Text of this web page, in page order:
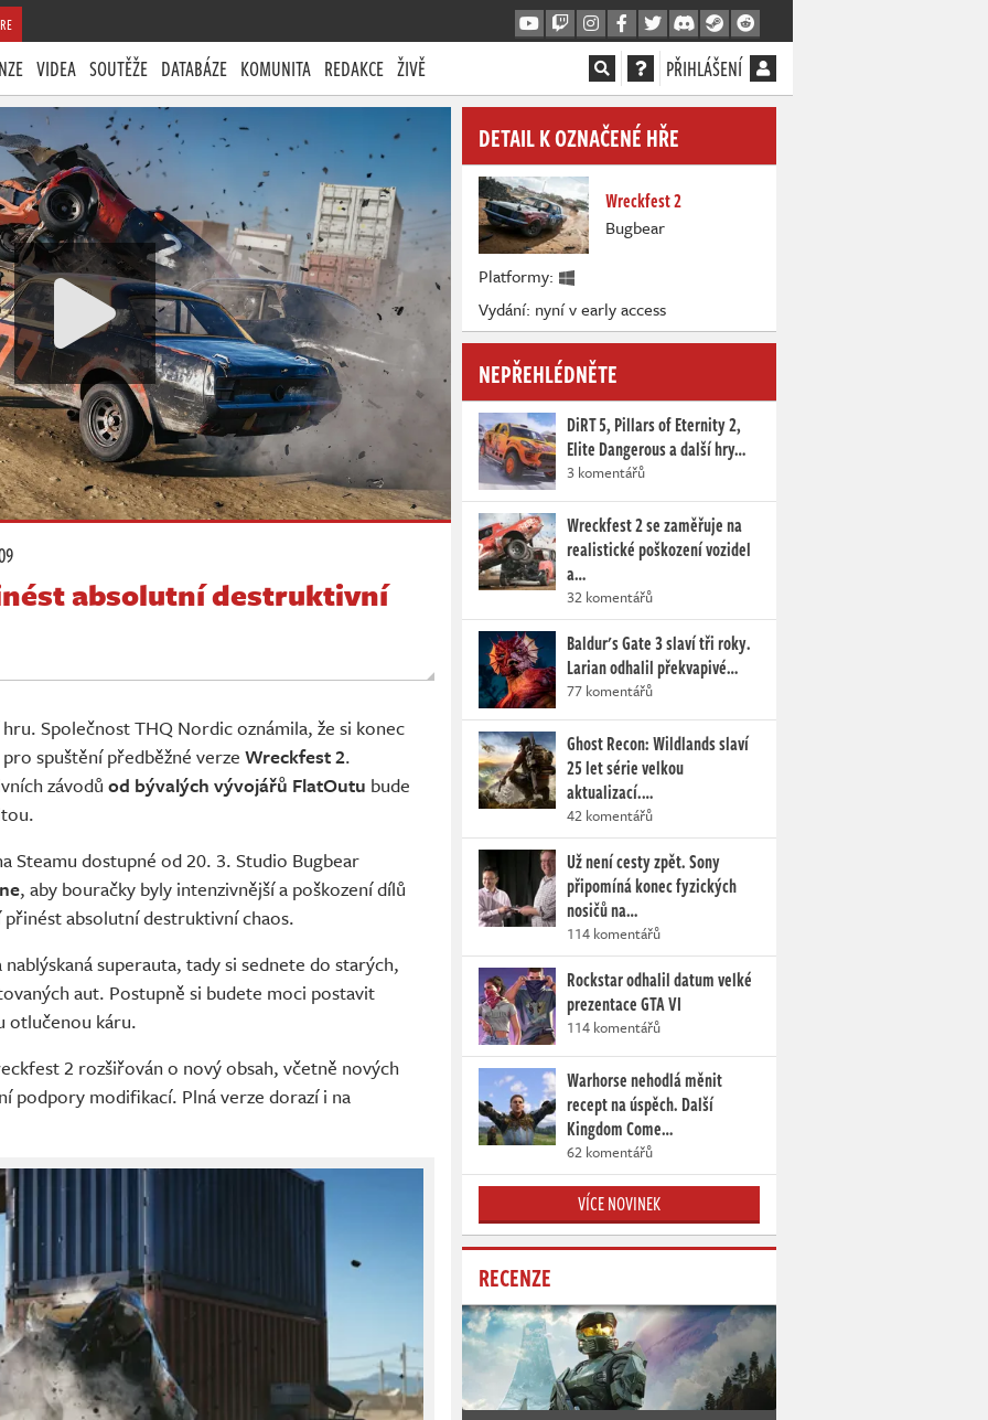
VIDEA SOUTĚŽE DATABÁZE KOMUNITA REDAKCE ŽIVĚ PŘIHLÁŠENÍ
absolutní destruktivní
Společnost THQ Nordic oznámila, že si konec
spuštění předběžné verze Wreckfest 2.
závodů od bývalých vývojářů FlatOutu bude
Steamu dostupné od 20. 3. Studio Bugbear
, aby bouračky byly intenzivnější a poškození dílů
absolutní destruktivní chaos.
superauta, tady si sednete do starých,
aut. Postupně si budete moci postavit
otlučenou káru.
2 rozšiřován o nový obsah, včetně nových
podpory modifikací. Plná verze dorazí i na
DETAIL K OZNAČENÉ HŘE
Wreckfest 2
Bugbear
Platformy:
Vydání: nyní v early access
NEPŘEHLÉDNĚTE
DiRT 5, Pillars of Eternity 2,
Elite Dangerous a další hry…
3 komentářů
Wreckfest 2 se zaměřuje na
realistické poškození vozidel
a…
32 komentářů
Baldur's Gate 3 slaví tři roky.
Larian odhalil překvapivé…
77 komentářů
Ghost Recon: Wildlands slaví
25 let série velkou
aktualizací.…
42 komentářů
Už není cesty zpět. Sony
připomíná konec fyzických
nosičů na…
114 komentářů
Rockstar odhalil datum velké
prezentace GTA VI
114 komentářů
Warhorse nehodlá měnit
recept na úspěch. Další
Kingdom Come…
62 komentářů
VÍCE NOVINEK
RECENZE